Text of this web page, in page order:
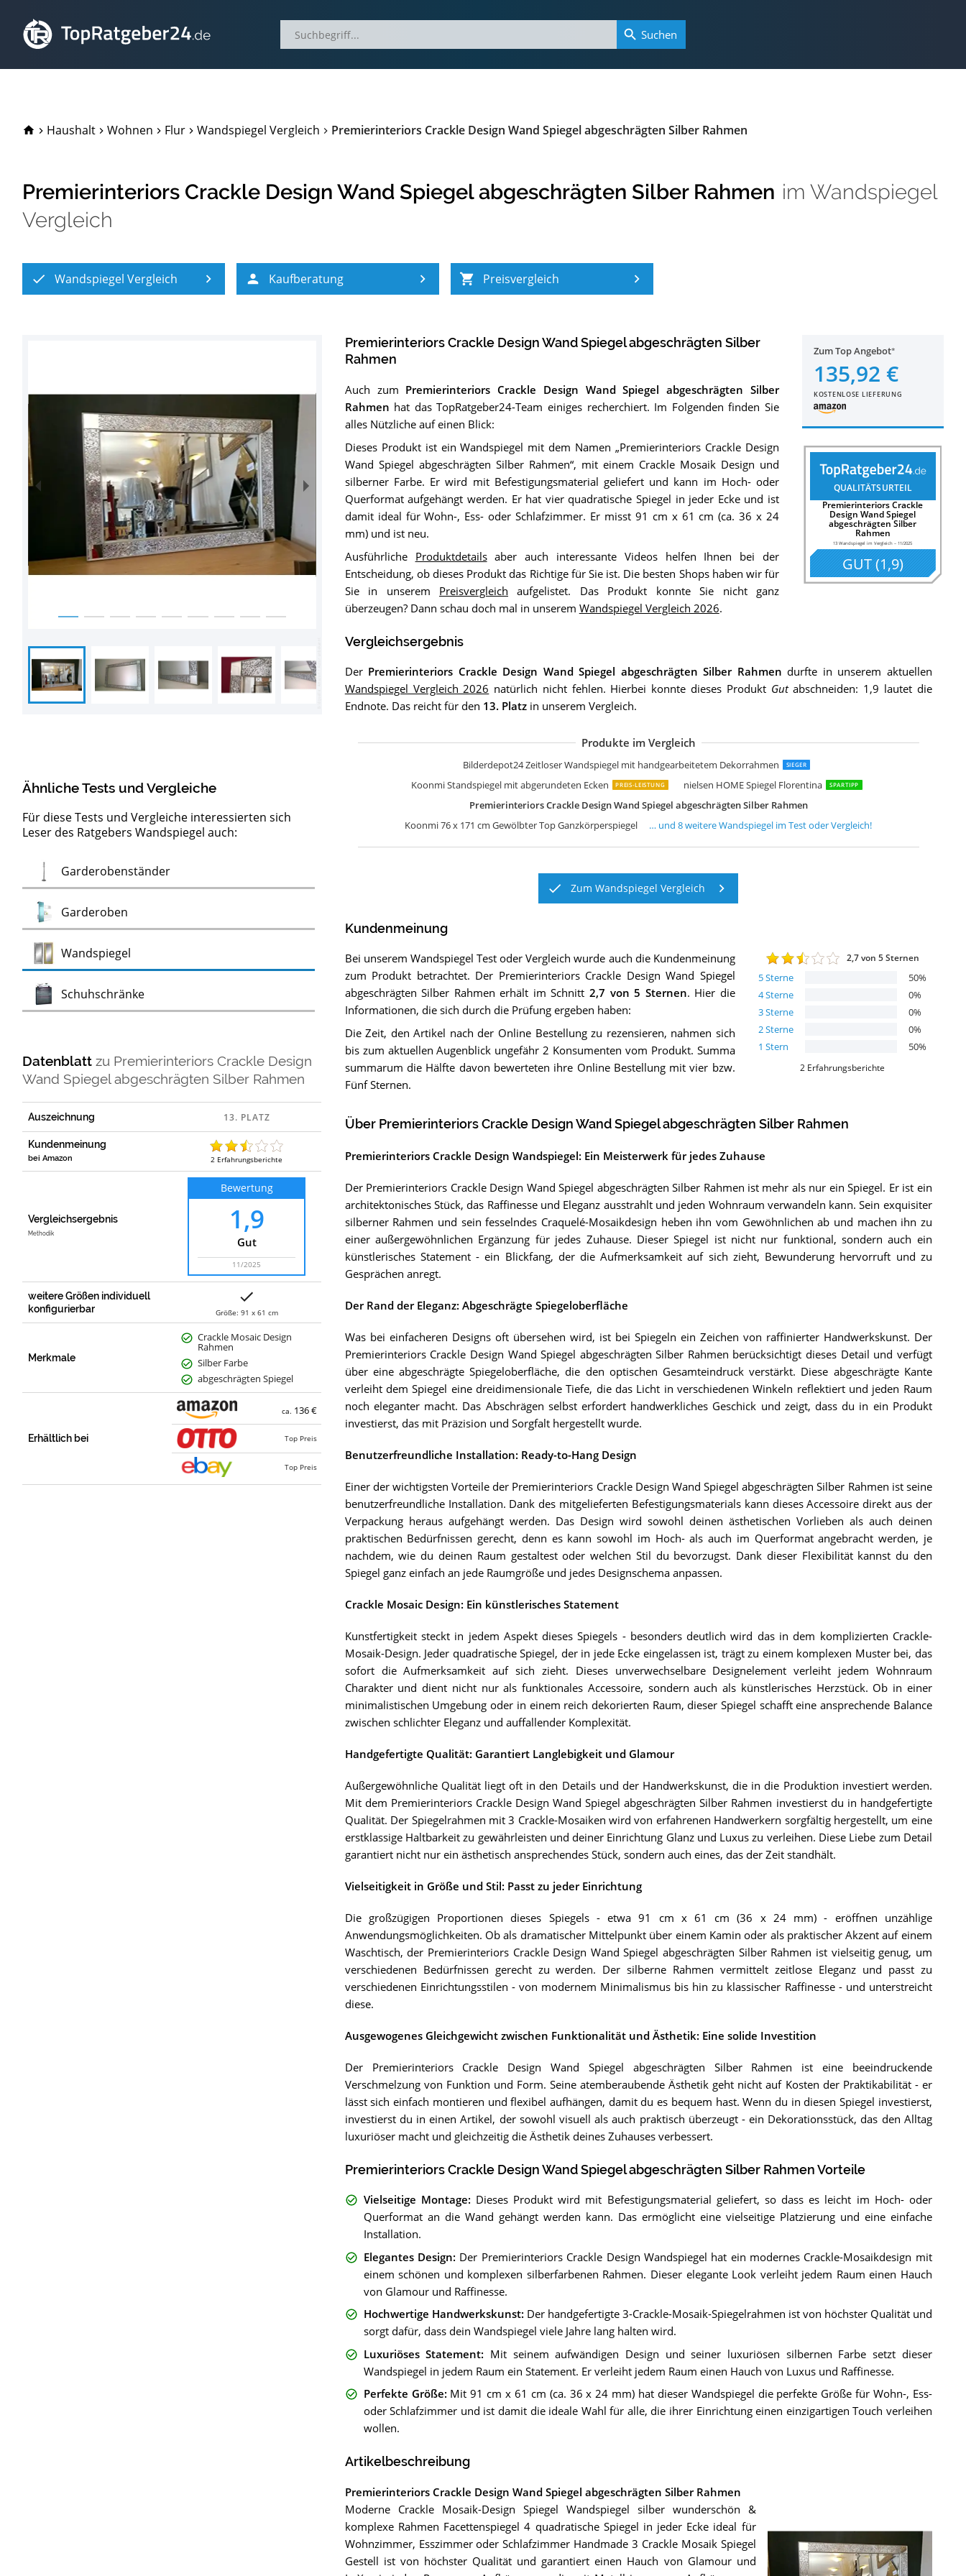
TopRatgeber24.de
Haushalt Wohnen Flur Wandspiegel Vergleich Premierinteriors Crackle Design Wand Spiegel abgeschrägten Silber Rahmen
Premierinteriors Crackle Design Wand Spiegel abgeschrägten Silber Rahmen im Wandspiegel
Vergleich
Wandspiegel Vergleich Kaufberatung Preisvergleich
Ähnliche Tests und Vergleiche
Für diese Tests und Vergleiche interessierten sich
Leser des Ratgebers Wandspiegel auch:
GarderobenständerTest
Garderoben
Wandspiegel
SchuhschränkeTest
Datenblattzu Premierinteriors Crackle Design
Wand Spiegel abgeschrägten Silber Rahmen
Auszeichnung
Kundenmeinung
bei Amazon 2 Erfahrungsberichte
Vergleichsergebnis
Methodik
Bewertung
1,9
Gut
11/2025
weitere Größen individuell
konfigurierbar
Größe: 91 x 61 cm
Merkmale
Crackle Mosaic Design
Rahmen
Silber Farbe
abgeschrägten Spiegel
Erhältlich bei
ca. 136 €
Top Preis
Top Preis
Zum Top Angebot
135,92 €
KOSTENLOSE LIEFERUNG
QUALITÄTSURTEIL
Premierinteriors Crackle
Design Wand Spiegel
abgeschrägten Silber
Rahmen
13 Wandspiegel im Vergleich –11/2025
GUT(1,9)
Premierinteriors Crackle Design Wand Spiegel abgeschrägten Silber
Rahmen
Auch zum Premierinteriors Crackle Design Wand Spiegel abgeschrägten Silber
Rahmen hat das TopRatgeber24-Team einiges recherchiert. Im Folgenden finden Sie
alles Nützliche auf einen Blick:
Dieses Produkt ist ein Wandspiegel mit dem Namen „Premierinteriors Crackle Design
Wand Spiegel abgeschrägten Silber Rahmen“, mit einem Crackle Mosaik Design und
silberner Farbe. Er wird mit Befestigungsmaterial geliefert und kann im Hoch- oder
Querformat aufgehängt werden. Er hat vier quadratische Spiegel in jeder Ecke und ist
damit ideal für Wohn-, Ess- oder Schlafzimmer. Er misst 91 cm x 61 cm (ca. 36 x 24
mm) und ist neu.
Ausführliche Produktdetailsaber auch interessante Videos helfen Ihnen bei der
Entscheidung, ob dieses Produkt das Richtige für Sie ist. Die besten Shops haben wir für
Sie in unserem Preisvergleich aufgelistet. Das Produkt konnte Sie nicht ganz
überzeugen? Dann schau doch mal in unserem Wandspiegel Vergleich 2026.
Vergleichsergebnis
Der Premierinteriors Crackle Design Wand Spiegel abgeschrägten Silber Rahmen durfte in unserem aktuellen
Wandspiegel Vergleich 2026 natürlich nicht fehlen. Hierbei konnte dieses Produkt Gutabschneiden: 1,9 lautet die
Endnote. Das reicht für den 13. Platzin unserem Vergleich.
Produkte im Vergleich
Bilderdepot24 Zeitloser Wandspiegel mit handgearbeitetem Dekorrahmen SIEGER
Koonmi Standspiegel mit abgerundeten Ecken PREIS-LEISTUNG nielsen HOME Spiegel Florentina SPARTIPP
Premierinteriors Crackle Design Wand Spiegel abgeschrägten Silber Rahmen
Koonmi 76 x 171 cm Gewölbter Top Ganzkörperspiegel
WANDERLUST DECO Wandspiegel mit antikem Metallfinish
nielsen HOME Wandspiegel Nevio
KOCUUY Rechteckig Ganzkörperspiegel 192 x 85 cm
nielsen HOME Wandspiegel Chiara
Trintion Ganzkörperspiegel 110x33cm Wandspiegel Türspiegel
Frdhee Spiegel Groß Wandspiegel
SONGMICS Ganzkörperspiegel 160 x 50 cm
SONGMICS 61 cm d Spiegel rund
… und8weitereWandspiegel im Test oder Vergleich!
Zum Wandspiegel Vergleich
Kundenmeinung
2,7von 5 Sternen
5Sterne 50%
4Sterne 0%
3Sterne 0%
2Sterne 0%
1 Stern 50%
2 Erfahrungsberichte
Bei unserem Wandspiegel Test oder Vergleich wurde auch die Kundenmeinung
zum Produkt betrachtet. Der Premierinteriors Crackle Design Wand Spiegel
abgeschrägten Silber Rahmen erhält im Schnitt2,7 von 5 Sternen. Hier die
Informationen, die sich durch die Prüfung ergeben haben:
Die Zeit, den Artikel nach der Online Bestellung zu rezensieren, nahmen sich
bis zum aktuellen Augenblick ungefähr 2 Konsumenten vom Produkt. Summa
summarum die Hälfte davon bewerteten ihre Online Bestellung mit vier bzw.
Fünf Sternen.
Über Premierinteriors Crackle Design Wand Spiegel abgeschrägten Silber Rahmen
Premierinteriors Crackle Design Wandspiegel: Ein Meisterwerk für jedes Zuhause
Der Premierinteriors Crackle Design Wand Spiegel abgeschrägten Silber Rahmen ist mehr als nur ein Spiegel. Er ist ein
architektonisches Stück, das Raffinesse und Eleganz ausstrahlt und jeden Wohnraum verwandeln kann. Sein exquisiter
silberner Rahmen und sein fesselndes Craquelé-Mosaikdesign heben ihn vom Gewöhnlichen ab und machen ihn zu
einer außergewöhnlichen Ergänzung für jedes Zuhause. Dieser Spiegel ist nicht nur funktional, sondern auch ein
künstlerisches Statement - ein Blickfang, der die Aufmerksamkeit auf sich zieht, Bewunderung hervorruft und zu
Gesprächen anregt.
Der Rand der Eleganz: Abgeschrägte Spiegeloberfläche
Was bei einfacheren Designs oft übersehen wird, ist bei Spiegeln ein Zeichen von raffinierter Handwerkskunst. Der
Premierinteriors Crackle Design Wand Spiegel abgeschrägten Silber Rahmen berücksichtigt dieses Detail und verfügt
über eine abgeschrägte Spiegeloberfläche, die den optischen Gesamteindruck verstärkt. Diese abgeschrägte Kante
verleiht dem Spiegel eine dreidimensionale Tiefe, die das Licht in verschiedenen Winkeln reflektiert und jeden Raum
noch eleganter macht. Das Abschrägen selbst erfordert handwerkliches Geschick und zeigt, dass du in ein Produkt
investierst, das mit Präzision und Sorgfalt hergestellt wurde.
Benutzerfreundliche Installation: Ready-to-Hang Design
Einer der wichtigsten Vorteile der Premierinteriors Crackle Design Wand Spiegel abgeschrägten Silber Rahmen ist seine
benutzerfreundliche Installation. Dank des mitgelieferten Befestigungsmaterials kann dieses Accessoire direkt aus der
Verpackung heraus aufgehängt werden. Das Design wird sowohl deinen ästhetischen Vorlieben als auch deinen
praktischen Bedürfnissen gerecht, denn es kann sowohl im Hoch- als auch im Querformat angebracht werden, je
nachdem, wie du deinen Raum gestaltest oder welchen Stil du bevorzugst. Dank dieser Flexibilität kannst du den
Spiegel ganz einfach an jede Raumgröße und jedes Designschema anpassen.
Crackle Mosaic Design: Ein künstlerisches Statement
Kunstfertigkeit steckt in jedem Aspekt dieses Spiegels - besonders deutlich wird das in dem komplizierten Crackle-
Mosaik-Design. Jeder quadratische Spiegel, der in jede Ecke eingelassen ist, trägt zu einem komplexen Muster bei, das
sofort die Aufmerksamkeit auf sich zieht. Dieses unverwechselbare Designelement verleiht jedem Wohnraum
Charakter und dient nicht nur als funktionales Accessoire, sondern auch als künstlerisches Herzstück. Ob in einer
minimalistischen Umgebung oder in einem reich dekorierten Raum, dieser Spiegel schafft eine ansprechende Balance
zwischen schlichter Eleganz und auffallender Komplexität.
Handgefertigte Qualität: Garantiert Langlebigkeit und Glamour
Außergewöhnliche Qualität liegt oft in den Details und der Handwerkskunst, die in die Produktion investiert werden.
Mit dem Premierinteriors Crackle Design Wand Spiegel abgeschrägten Silber Rahmen investierst du in handgefertigte
Qualität. Der Spiegelrahmen mit 3 Crackle-Mosaiken wird von erfahrenen Handwerkern sorgfältig hergestellt, um eine
erstklassige Haltbarkeit zu gewährleisten und deiner Einrichtung Glanz und Luxus zu verleihen. Diese Liebe zum Detail
garantiert nicht nur ein ästhetisch ansprechendes Stück, sondern auch eines, das der Zeit standhält.
Vielseitigkeit in Größe und Stil: Passt zu jeder Einrichtung
Die großzügigen Proportionen dieses Spiegels - etwa 91 cm x 61 cm (36 x 24 mm) - eröffnen unzählige
Anwendungsmöglichkeiten. Ob als dramatischer Mittelpunkt über einem Kamin oder als praktischer Akzent auf einem
Waschtisch, der Premierinteriors Crackle Design Wand Spiegel abgeschrägten Silber Rahmen ist vielseitig genug, um
verschiedenen Bedürfnissen gerecht zu werden. Der silberne Rahmen vermittelt zeitlose Eleganz und passt zu
verschiedenen Einrichtungsstilen - von modernem Minimalismus bis hin zu klassischer Raffinesse - und unterstreicht
diese.
Ausgewogenes Gleichgewicht zwischen Funktionalität und Ästhetik: Eine solide Investition
Der Premierinteriors Crackle Design Wand Spiegel abgeschrägten Silber Rahmen ist eine beeindruckende
Verschmelzung von Funktion und Form. Seine atemberaubende Ästhetik geht nicht auf Kosten der Praktikabilität - er
lässt sich einfach montieren und flexibel aufhängen, damit du es bequem hast. Wenn du in diesen Spiegel investierst,
investierst du in einen Artikel, der sowohl visuell als auch praktisch überzeugt - ein Dekorationsstück, das den Alltag
luxuriöser macht und gleichzeitig die Ästhetik deines Zuhauses verbessert.
Premierinteriors Crackle Design Wand Spiegel abgeschrägten Silber Rahmen Vorteile
Vielseitige Montage: Dieses Produkt wird mit Befestigungsmaterial geliefert, so dass es leicht im Hoch- oder
Querformat an die Wand gehängt werden kann. Das ermöglicht eine vielseitige Platzierung und eine einfache
Installation.
Elegantes Design: Der Premierinteriors Crackle Design Wandspiegel hat ein modernes Crackle-Mosaikdesign mit
einem schönen und komplexen silberfarbenen Rahmen. Dieser elegante Look verleiht jedem Raum einen Hauch
von Glamour und Raffinesse.
Hochwertige Handwerkskunst: Der handgefertigte 3-Crackle-Mosaik-Spiegelrahmen ist von höchster Qualität und
sorgt dafür, dass dein Wandspiegel viele Jahre lang halten wird.
Luxuriöses Statement: Mit seinem aufwändigen Design und seiner luxuriösen silbernen Farbe setzt dieser
Wandspiegel in jedem Raum ein Statement. Er verleiht jedem Raum einen Hauch von Luxus und Raffinesse.
Perfekte Größe: Mit 91 cm x 61 cm (ca. 36 x 24 mm) hat dieser Wandspiegel die perfekte Größe für Wohn-, Ess-
oder Schlafzimmer und ist damit die ideale Wahl für alle, die ihrer Einrichtung einen einzigartigen Touch verleihen
wollen.
Artikelbeschreibung
Premierinteriors Crackle Design Wand Spiegel abgeschrägten Silber Rahmen
Moderne Crackle Mosaik-Design Spiegel Wandspiegel silber wunderschön &
komplexe Rahmen Facettenspiegel 4 quadratische Spiegel in jeder Ecke ideal für
Wohnzimmer, Esszimmer oder Schlafzimmer Handmade 3 Crackle Mosaik Spiegel
Gestell ist von höchster Qualität und garantiert einen Hauch von Glamour und
Suchen